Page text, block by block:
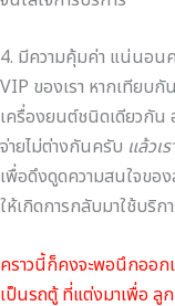
4. มีความคุ้มค่า แน่นอน
VIP ของเรา หากเทียบ
เครื่องยนต์ชนิดเดียวกัน
จ่ายไม่ต่างกันครับ แล้วเ
เพื่อดึงดูดความสนใจขอ
ให้เกิดการกลับมาใช้บริก
คราวนี้ก็คงจะพอนึกออกแ
เป็นรถตู้ ที่แต่งมาเพื่อ ลู